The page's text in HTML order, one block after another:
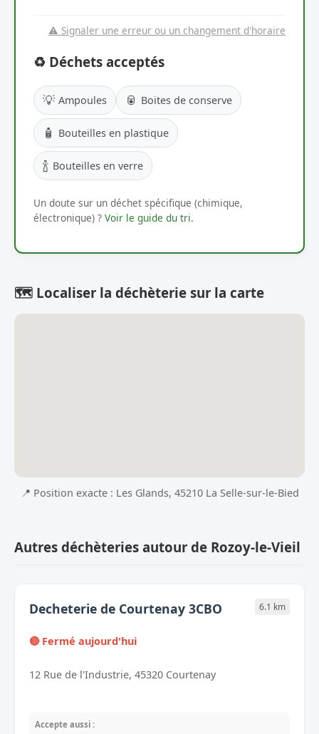
⚠️ Signaler une erreur ou un changement d'horaire
♻️ Déchets acceptés
💡 Ampoules 🥫 Boites de conserve
🧴 Bouteilles en plastique
🍾 Bouteilles en verre
Un doute sur un déchet spécifique (chimique,
électronique) ? Voir le guide du tri.
🗺️ Localiser la déchèterie sur la carte
📍 Position exacte : Les Glands, 45210 La Selle-sur-le-Bied
Autres déchèteries autour de Rozoy-le-Vieil
Decheterie de Courtenay 3CBO 6.1 km
🔴 Fermé aujourd'hui
12 Rue de l'Industrie, 45320 Courtenay
Accepte aussi :